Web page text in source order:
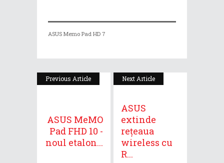
ASUS Memo Pad HD 7
Previous Article
ASUS MeMO
Pad FHD 10 -
noul etalon...
Next Article
ASUS
extinde
rețeaua
wireless cu
R...